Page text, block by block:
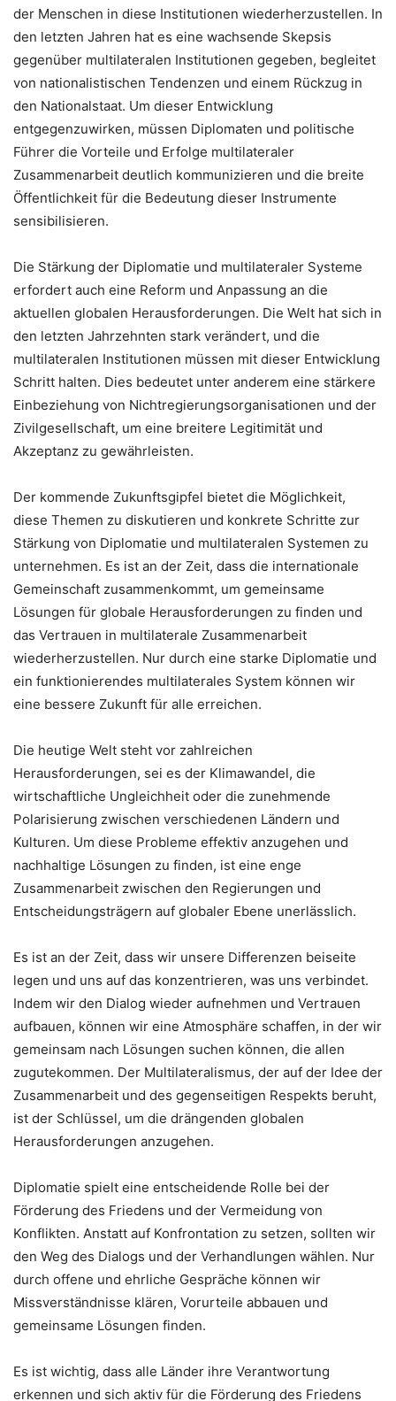
der Menschen in diese Institutionen wiederherzustellen. In
den letzten Jahren hat es eine wachsende Skepsis
gegenüber multilateralen Institutionen gegeben, begleitet
von nationalistischen Tendenzen und einem Rückzug in
den Nationalstaat. Um dieser Entwicklung
entgegenzuwirken, müssen Diplomaten und politische
Führer die Vorteile und Erfolge multilateraler
Zusammenarbeit deutlich kommunizieren und die breite
Öffentlichkeit für die Bedeutung dieser Instrumente
sensibilisieren.
Die Stärkung der Diplomatie und multilateraler Systeme
erfordert auch eine Reform und Anpassung an die
aktuellen globalen Herausforderungen. Die Welt hat sich in
den letzten Jahrzehnten stark verändert, und die
multilateralen Institutionen müssen mit dieser Entwicklung
Schritt halten. Dies bedeutet unter anderem eine stärkere
Einbeziehung von Nichtregierungsorganisationen und der
Zivilgesellschaft, um eine breitere Legitimität und
Akzeptanz zu gewährleisten.
Der kommende Zukunftsgipfel bietet die Möglichkeit,
diese Themen zu diskutieren und konkrete Schritte zur
Stärkung von Diplomatie und multilateralen Systemen zu
unternehmen. Es ist an der Zeit, dass die internationale
Gemeinschaft zusammenkommt, um gemeinsame
Lösungen für globale Herausforderungen zu finden und
das Vertrauen in multilaterale Zusammenarbeit
wiederherzustellen. Nur durch eine starke Diplomatie und
ein funktionierendes multilaterales System können wir
eine bessere Zukunft für alle erreichen.
Die heutige Welt steht vor zahlreichen
Herausforderungen, sei es der Klimawandel, die
wirtschaftliche Ungleichheit oder die zunehmende
Polarisierung zwischen verschiedenen Ländern und
Kulturen. Um diese Probleme effektiv anzugehen und
nachhaltige Lösungen zu finden, ist eine enge
Zusammenarbeit zwischen den Regierungen und
Entscheidungsträgern auf globaler Ebene unerlässlich.
Es ist an der Zeit, dass wir unsere Differenzen beiseite
legen und uns auf das konzentrieren, was uns verbindet.
Indem wir den Dialog wieder aufnehmen und Vertrauen
aufbauen, können wir eine Atmosphäre schaffen, in der wir
gemeinsam nach Lösungen suchen können, die allen
zugutekommen. Der Multilateralismus, der auf der Idee der
Zusammenarbeit und des gegenseitigen Respekts beruht,
ist der Schlüssel, um die drängenden globalen
Herausforderungen anzugehen.
Diplomatie spielt eine entscheidende Rolle bei der
Förderung des Friedens und der Vermeidung von
Konflikten. Anstatt auf Konfrontation zu setzen, sollten wir
den Weg des Dialogs und der Verhandlungen wählen. Nur
durch offene und ehrliche Gespräche können wir
Missverständnisse klären, Vorurteile abbauen und
gemeinsame Lösungen finden.
Es ist wichtig, dass alle Länder ihre Verantwortung
erkennen und sich aktiv für die Förderung des Friedens